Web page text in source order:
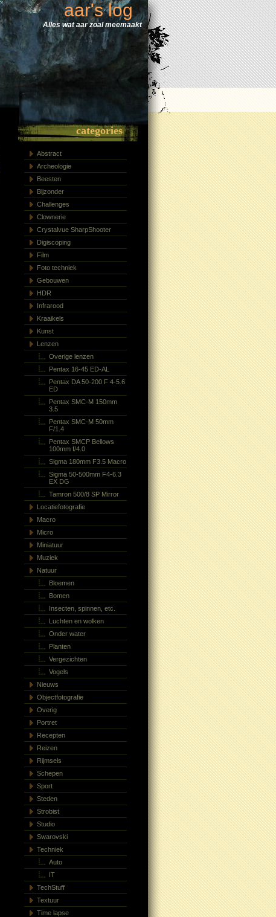
aar's log
Alles wat aar zoal meemaakt
categories
Abstract
Archeologie
Beesten
Bijzonder
Challenges
Clownerie
Crystalvue SharpShooter
Digiscoping
Film
Foto techniek
Gebouwen
HDR
Infrarood
Kraaikels
Kunst
Lenzen
Overige lenzen
Pentax 16-45 ED-AL
Pentax DA 50-200 F 4-5.6
ED
Pentax SMC-M 150mm
3.5
Pentax SMC-M 50mm
F/1.4
Pentax SMCP Bellows
100mm f/4.0
Sigma 180mm F3.5 Macro
Sigma 50-500mm F4-6.3
EX DG
Tamron 500/8 SP Mirror
Locatiefotografie
Macro
Micro
Miniatuur
Muziek
Natuur
Bloemen
Bomen
Insecten, spinnen, etc.
Luchten en wolken
Onder water
Planten
Vergezichten
Vogels
Nieuws
Objectfotografie
Overig
Portret
Recepten
Reizen
Rijmsels
Schepen
Sport
Steden
Strobist
Studio
Swarovski
Techniek
Auto
IT
TechStuff
Textuur
Time lapse